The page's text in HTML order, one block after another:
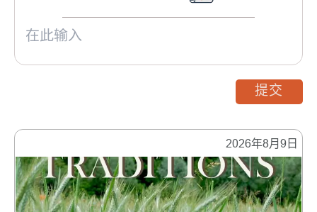
2026年8月9日
提交